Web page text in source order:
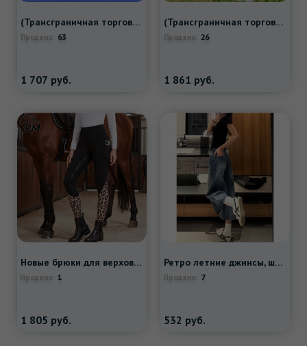
(Трансграничная торговля), штаны, силиконовое нескользящое износостойкое кресло, ростомер, европейский стиль, в обтяжку, высокая талия
Продано: 63
1 707 руб.
(Трансграничная торговля), штаны, дорожный нескользящий комбинезон, европейский стиль, в обтяжку
Продано: 26
1 861 руб.
Новые брюки для верховой езды с леопардовым принтом, высокоэластичные противоскользящие силиконовые брюки для верховой езды, женские специальные брюки для тренировок и соревнований
Продано: 1
1 805 руб.
Ретро летние джинсы, штаны, оверсайз, большой размер, свободный прямой крой
Продано: 7
532 руб.